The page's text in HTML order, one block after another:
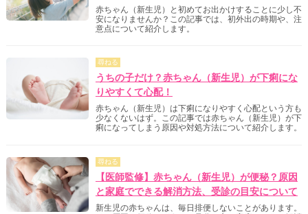
赤ちゃん（新生児）と初めてお出かけすることに少し不
安になりませんか？この記事では、初外出の時期や、注
意点について紹介します。
尋ねる
うちの子だけ？赤ちゃん（新生児）が下痢にな
りやすくて心配！
赤ちゃん（新生児）は下痢になりやすく心配という方も
少なくないはず。この記事では赤ちゃん（新生児）が下
痢になってしまう原因や対処方法について紹介します。
尋ねる
【医師監修】赤ちゃん（新生児）が便秘？原因
と家庭でできる解消方法、受診の目安について
新生児の赤ちゃんは、毎日排便しないことがあります。